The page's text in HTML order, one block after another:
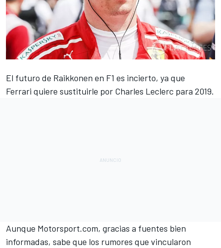
El futuro de Raikkonen en F1 es incierto, ya que
Ferrari quiere sustituirle por Charles Leclerc para 2019.
Aunque Motorsport.com, gracias a fuentes bien
informadas, sabe que los rumores que vincularon